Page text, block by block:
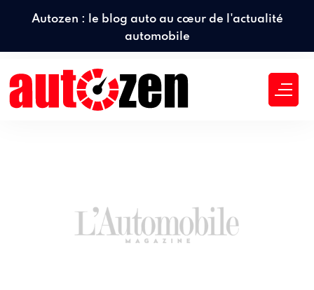
Autozen : le blog auto au cœur de l'actualité
automobile